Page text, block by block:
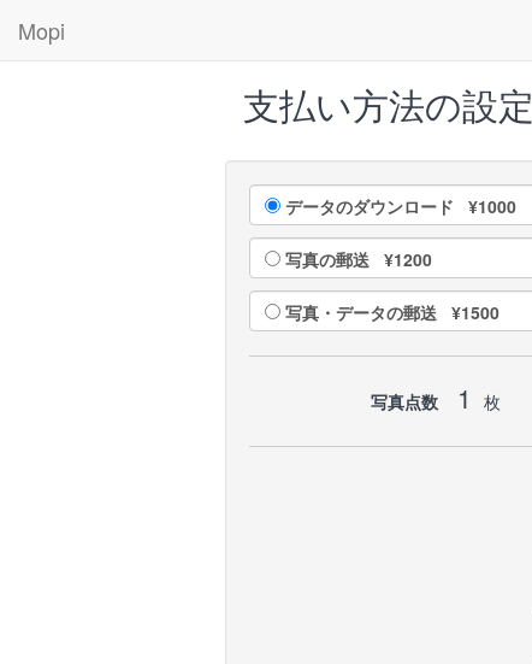
Mopi
支払い方法の設定
データのダウンロード ¥1000
写真の郵送 ¥1200
写真・データの郵送 ¥1500
写真点数 1 枚